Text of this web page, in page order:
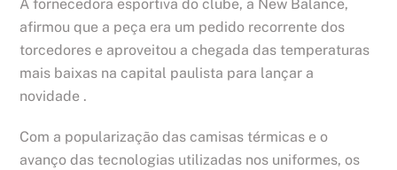
A fornecedora esportiva do clube, a New Balance,
afirmou que a peça era um pedido recorrente dos
torcedores e aproveitou a chegada das temperaturas
mais baixas na capital paulista para lançar a
novidade .
Com a popularização das camisas térmicas e o
avanço das tecnologias utilizadas nos uniformes, os